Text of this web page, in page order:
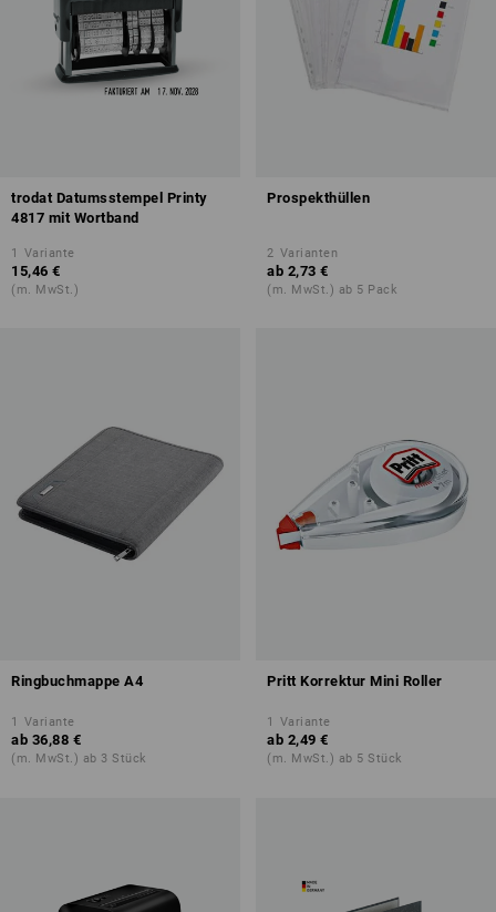
trodat Datumsstempel Printy
4817 mit Wortband
1 Variante
15,46 €
(m. MwSt.)
Prospekthüllen
2 Varianten
ab 2,73 €
(m. MwSt.) ab 5 Pack
Ringbuchmappe A4
1 Variante
ab 36,88 €
(m. MwSt.) ab 3 Stück
Pritt Korrektur Mini Roller
1 Variante
ab 2,49 €
(m. MwSt.) ab 5 Stück